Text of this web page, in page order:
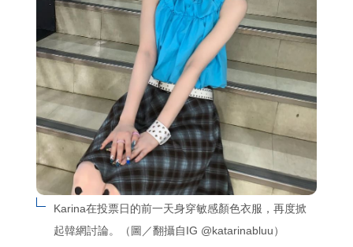
Karina在投票日的前一天身穿敏感顏色衣服，再度掀
起韓網討論。（圖／翻攝自IG @katarinabluu）